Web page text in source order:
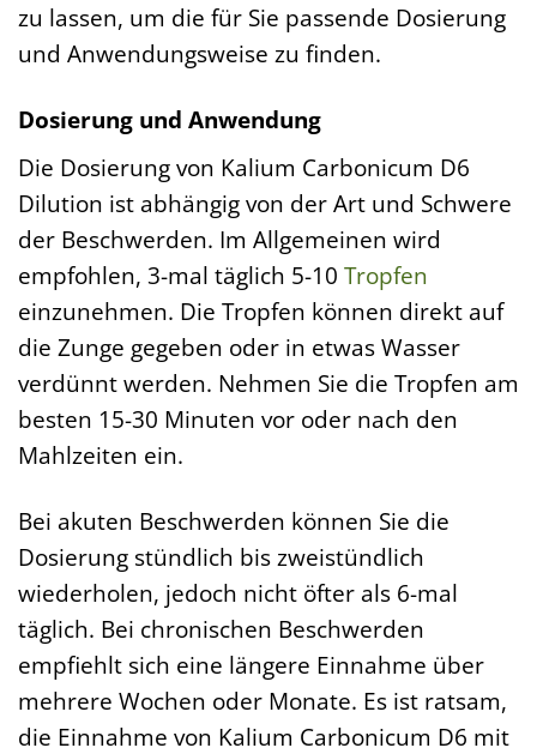
zu lassen, um die für Sie passende Dosierung
und Anwendungsweise zu finden.
Dosierung und Anwendung
Die Dosierung von Kalium Carbonicum D6
Dilution ist abhängig von der Art und Schwere
der Beschwerden. Im Allgemeinen wird
empfohlen, 3-mal täglich 5-10 Tropfen
einzunehmen. Die Tropfen können direkt auf
die Zunge gegeben oder in etwas Wasser
verdünnt werden. Nehmen Sie die Tropfen am
besten 15-30 Minuten vor oder nach den
Mahlzeiten ein.
Bei akuten Beschwerden können Sie die
Dosierung stündlich bis zweistündlich
wiederholen, jedoch nicht öfter als 6-mal
täglich. Bei chronischen Beschwerden
empfiehlt sich eine längere Einnahme über
mehrere Wochen oder Monate. Es ist ratsam,
die Einnahme von Kalium Carbonicum D6 mit